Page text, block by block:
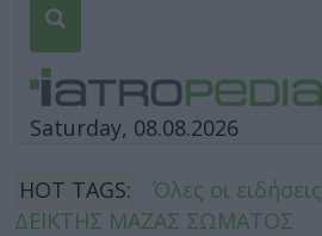
Saturday, 08.08.2026
HOT TAGS:
Όλες οι ειδήσεις
ΔΕΙΚΤΗΣ ΜΑΖΑΣ ΣΩΜΑΤΟΣ